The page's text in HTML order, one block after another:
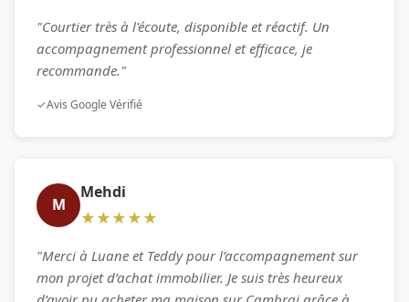
"Courtier très à l'écoute, disponible et réactif. Un
accompagnement professionnel et efficace, je
recommande."
✓Avis Google Vérifié
M
Mehdi
★★★★★
"Merci à Luane et Teddy pour l’accompagnement sur
mon projet d’achat immobilier. Je suis très heureux